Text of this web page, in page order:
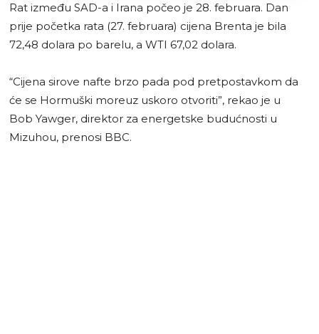
Rat između SAD-a i Irana počeo je 28. februara. Dan
prije početka rata (27. februara) cijena Brenta je bila
72,48 dolara po barelu, a WTI 67,02 dolara.
“Cijena sirove nafte brzo pada pod pretpostavkom da
će se Hormuški moreuz uskoro otvoriti”, rekao je u
Bob Yawger, direktor za energetske budućnosti u
Mizuhou, prenosi BBC.